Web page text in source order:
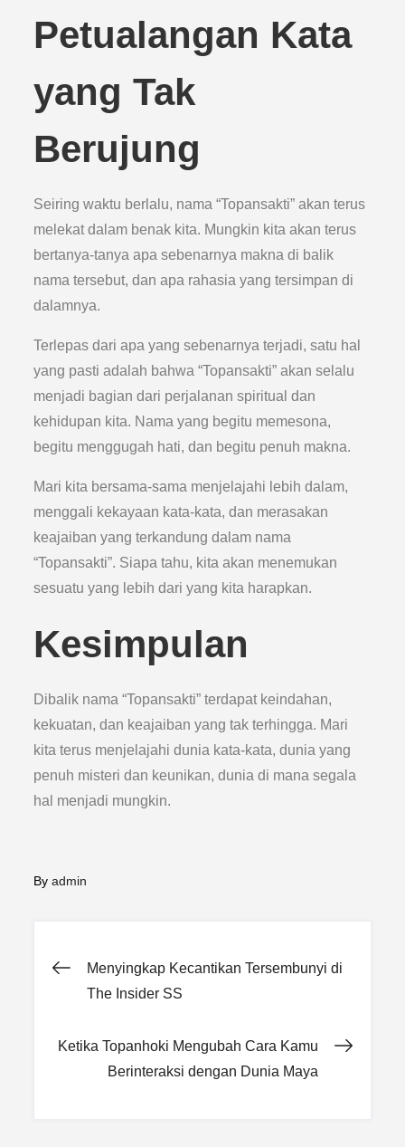
Petualangan Kata
yang Tak
Berujung
Seiring waktu berlalu, nama “Topansakti” akan terus
melekat dalam benak kita. Mungkin kita akan terus
bertanya-tanya apa sebenarnya makna di balik
nama tersebut, dan apa rahasia yang tersimpan di
dalamnya.
Terlepas dari apa yang sebenarnya terjadi, satu hal
yang pasti adalah bahwa “Topansakti” akan selalu
menjadi bagian dari perjalanan spiritual dan
kehidupan kita. Nama yang begitu memesona,
begitu menggugah hati, dan begitu penuh makna.
Mari kita bersama-sama menjelajahi lebih dalam,
menggali kekayaan kata-kata, dan merasakan
keajaiban yang terkandung dalam nama
“Topansakti”. Siapa tahu, kita akan menemukan
sesuatu yang lebih dari yang kita harapkan.
Kesimpulan
Dibalik nama “Topansakti” terdapat keindahan,
kekuatan, dan keajaiban yang tak terhingga. Mari
kita terus menjelajahi dunia kata-kata, dunia yang
penuh misteri dan keunikan, dunia di mana segala
hal menjadi mungkin.
Byadmin
Post
Menyingkap Kecantikan Tersembunyi di
The Insider SS
Ketika Topanhoki Mengubah Cara Kamu
Berinteraksi dengan Dunia Maya